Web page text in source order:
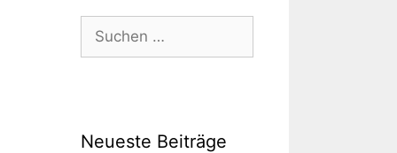
Suchen
nach:
Neueste Beiträge